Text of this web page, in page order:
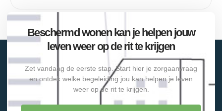
Beschermd wonen kan je helpen jouw
leven weer op de rit te krijgen
Zet vandaag de eerste stap. Start hier je zorgaanvraag
en ontdek welke begeleiding jou kan helpen je leven
weer op de rit te krijgen.